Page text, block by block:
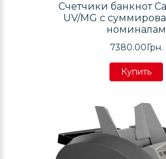
Счетчики банкнот
UV/MG с
номиналам
7380.00Грн.
Купить
Купить
Купить